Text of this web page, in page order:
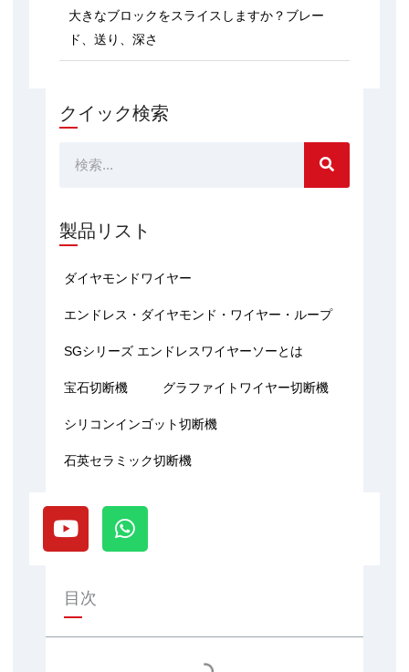
大きなブロックをスライスしますか？ブレー
ド、送り、深さ
クイック検索
検
製品リスト
ダイヤモンドワイヤー
エンドレス・ダイヤモンド・ワイヤー・ループ
SGシリーズ エンドレスワイヤーソーとは
宝石切断機 グラファイトワイヤー切断機
シリコンインゴット切断機
石英セラミック切断機
Y
o
u
u
b
e
W
h
a
p
目次